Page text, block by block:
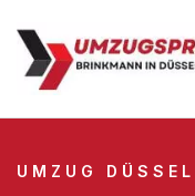
UMZUG